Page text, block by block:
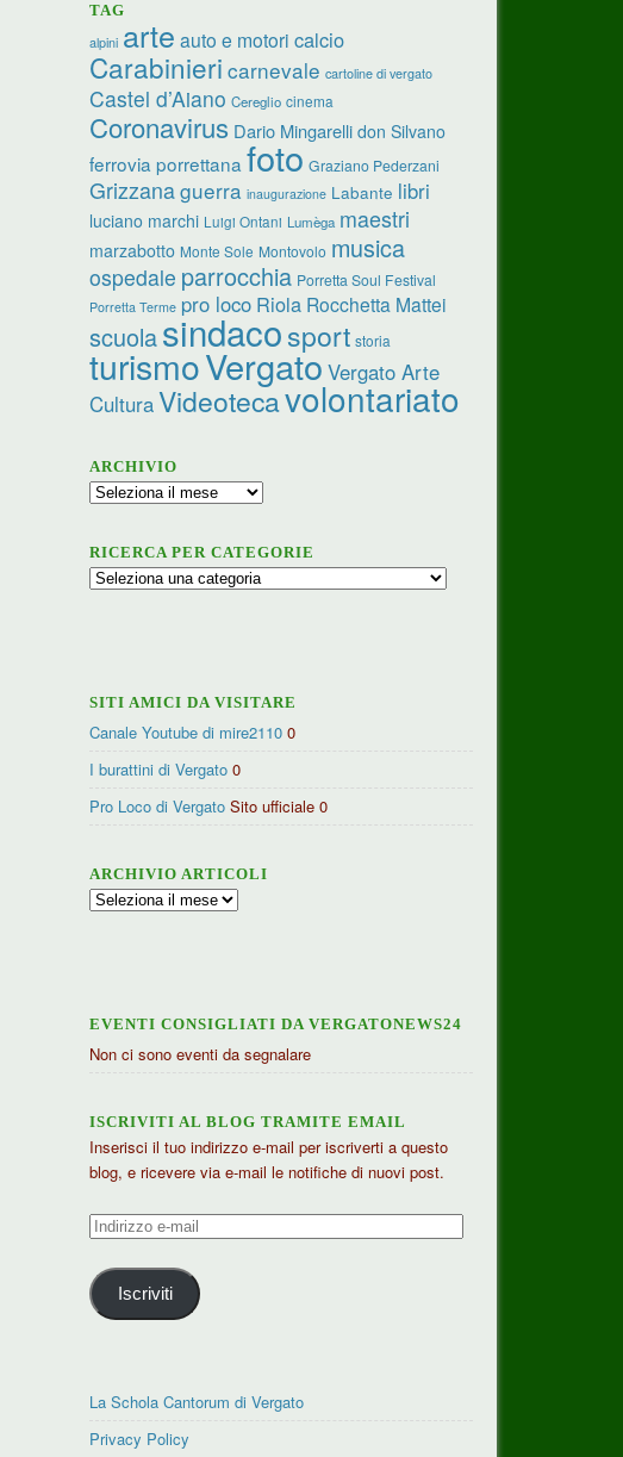
TAG
alpini arte auto e motori calcio
Carabinieri carnevale cartoline di vergato
Castel d’Aiano Cereglio cinema
Coronavirus Dario Mingarelli don Silvano
ferrovia porrettana foto Graziano Pederzani
Grizzanaguerra inaugurazione Labante libri
luciano marchi Luigi Ontani Lumèga maestri
marzabotto Monte Sole Montovolo musica
ospedale parrocchia Porretta Soul Festival
Porretta Terme pro loco Riola Rocchetta Mattei
scuolasindacosport storia
turismoVergato Vergato Arte
CulturaVideotecavolontariato
ARCHIVIO
Archivio
RICERCA PER CATEGORIE
Ricerca
SITI AMICI DA VISITARE
Canale Youtube di mire2110 0
I burattini di Vergato 0
Pro Loco di Vergato Sito ufficiale 0
ARCHIVIO ARTICOLI
Archivio
EVENTI CONSIGLIATI DA VERGATONEWS24
Non ci sono eventi da segnalare
ISCRIVITI AL BLOG TRAMITE EMAIL
Inserisci il tuo indirizzo e-mail per iscriverti a questo
blog, e ricevere via e-mail le notifiche di nuovi post.
Indirizzo
mail
Iscriviti
La Schola Cantorum di Vergato
Privacy Policy